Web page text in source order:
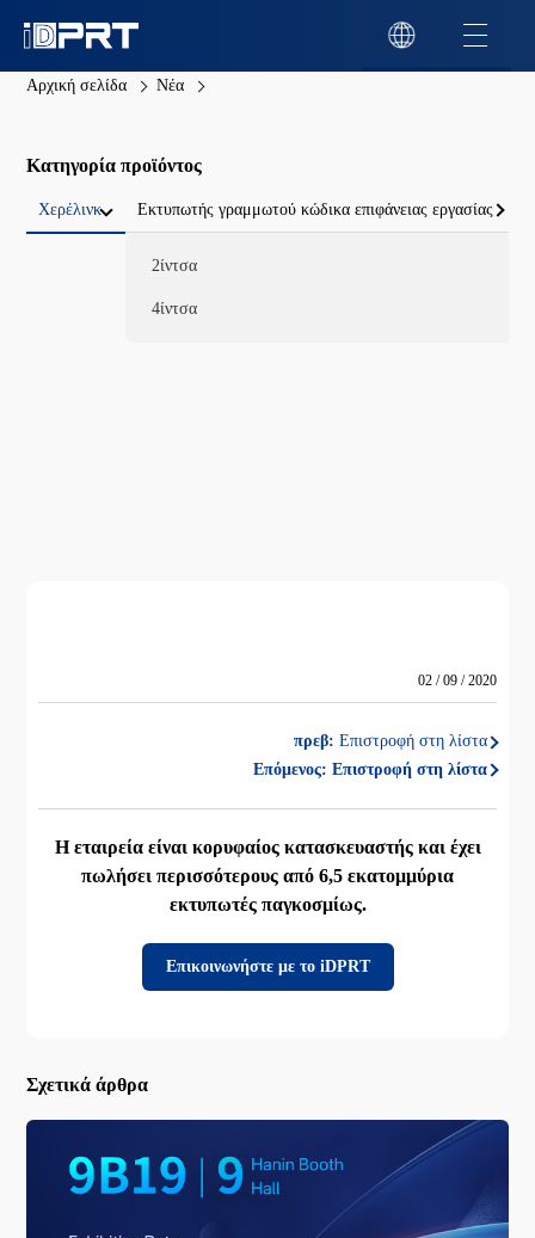
Αρχική σελίδα Νέα
Κατηγορία προϊόντος
Χερέλινκ Εκτυπωτής γραμμωτού κώδικα επιφάνειας εργασίας
2ίντσα
4ίντσα
02 / 09 / 2020
πρεβ: Επιστροφή στη λίστα
Επόμενος: Επιστροφή στη λίστα
Η εταιρεία είναι κορυφαίος κατασκευαστής και έχει
πωλήσει περισσότερους από 6,5 εκατομμύρια
εκτυπωτές παγκοσμίως.
Επικοινωνήστε με το iDPRT
Σχετικά άρθρα